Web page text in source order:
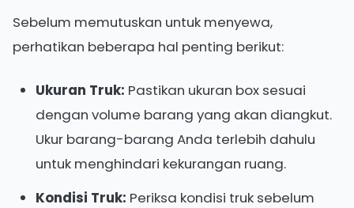
Sebelum memutuskan untuk menyewa,
perhatikan beberapa hal penting berikut:
Ukuran Truk: Pastikan ukuran box sesuai
dengan volume barang yang akan diangkut.
Ukur barang-barang Anda terlebih dahulu
untuk menghindari kekurangan ruang.
Kondisi Truk: Periksa kondisi truk sebelum